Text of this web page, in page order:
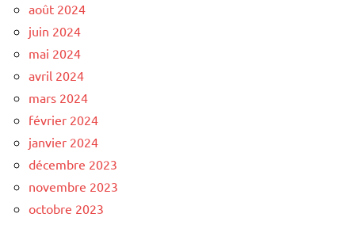
août 2024
juin 2024
mai 2024
avril 2024
mars 2024
février 2024
janvier 2024
décembre 2023
novembre 2023
octobre 2023